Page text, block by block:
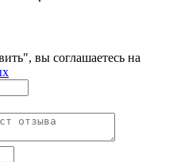
вы соглашаетесь на